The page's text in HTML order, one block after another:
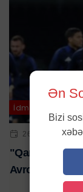
İdman
26 SEN 2024 |
"Qarabağ"
Avropa Liqası
Ən
Bizi